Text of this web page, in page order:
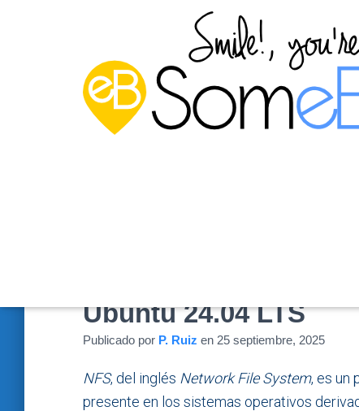
Ubuntu 24.04 LTS
Publicado por P. Ruiz en 25 septiembre, 2025
NFS, del inglés Network File System, es un
presente en los sistemas operativos